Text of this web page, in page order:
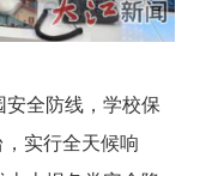
全防线，学校保
实行全天候响